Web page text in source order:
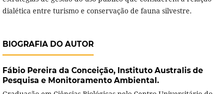
dialética entre turismo e conservação de fauna silvestre.
BIOGRAFIA DO AUTOR
Fábio Pereira da Conceição, Instituto Australis de
Pesquisa e Monitoramento Ambiental.